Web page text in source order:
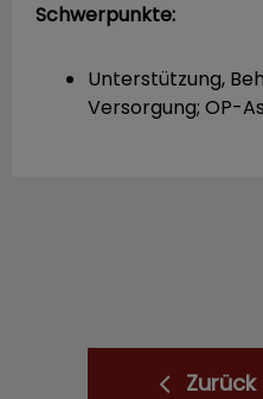
Schwerpunkte:
Unterstützung,
Versorgung; OP-